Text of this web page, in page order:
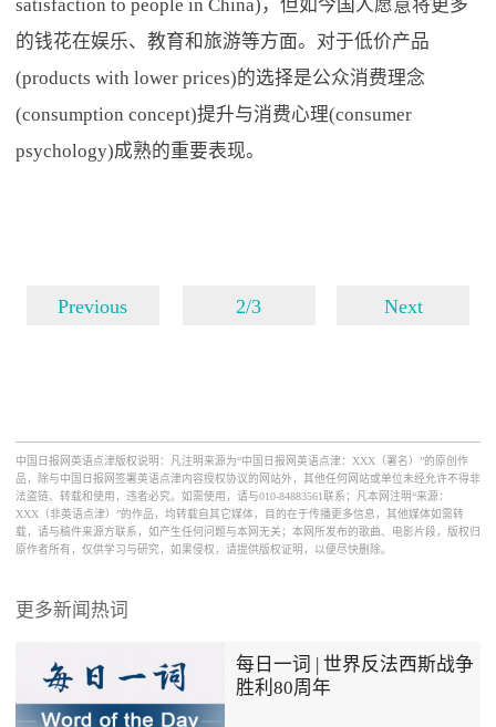
satisfaction to people in China)，但如今国人愿意将更多
的钱花在娱乐、教育和旅游等方面。对于低价产品
(products with lower prices)的选择是公众消费理念
(consumption concept)提升与消费心理(consumer
psychology)成熟的重要表现。
Previous 2/3 Next
中国日报网英语点津版权说明：凡注明来源为“中国日报网英语点津：XXX（署名）”的原创作
品，除与中国日报网签署英语点津内容授权协议的网站外，其他任何网站或单位未经允许不得非
法盗链、转载和使用，违者必究。如需使用，请与010-84883561联系；凡本网注明“来源：
XXX（非英语点津）”的作品，均转载自其它媒体，目的在于传播更多信息，其他媒体如需转
载，请与稿件来源方联系，如产生任何问题与本网无关；本网所发布的歌曲、电影片段，版权归
原作者所有，仅供学习与研究，如果侵权，请提供版权证明，以便尽快删除。
更多新闻热词
每日一词 | 世界反法西斯战争
胜利80周年